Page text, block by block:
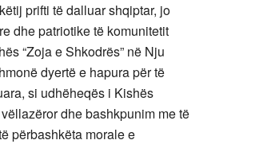
prifti të dalluar shqiptar, jo
dhe patriotike të komunitetit
“Zoja e Shkodrës” në Nju
dyertë e hapura për të
si udhëheqës i Kishës
dhe bashkpunim me të
përbashkëta morale e